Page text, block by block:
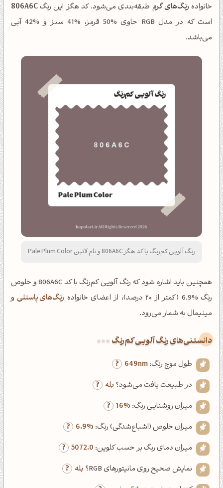
خانواده رنگ‌های گرم طبقه‌بندی می‌شود. کد هگز این رنگ806A6C
است که در مدل RGB حاوی %50 قرمز، %41 سبز و %42 آبی
می‌باشد.
رنگ آلویی کم‌رنگ با کد هگز 806A6C و نام لاتین Pale Plum Color
همچنین باید اشاره شود که رنگ آلویی کم‌رنگ با کد 806A6C و خلوص
رنگ %6.9 (کمتر از ۲۰ درصد)، از اعضای خانواده
رنگ‌های پاستلیو
مینیمال به شمار می‌رود.
دانستنی‌های رنگ آلویی کم‌رنگ
طول موج رنگ:649nm
در طبیعت یافت می‌شود؟ بله
میزان روشنایی رنگ: 16%
میزان خلوص (اشباع‌شدگی) رنگ: 6.9%
میزان دمای رنگ بر حسب کلوین: 5072.0
نمایش صحیح روی مانیتورهای RGB؟
بله